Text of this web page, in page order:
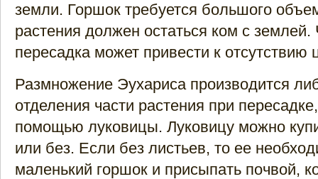
земли. Горшок требуется большого
растения должен остаться ком с землей.
пересадка может привести к отсутствию
Размножение Эухариса производится
отделения части растения при
помощью луковицы. Луковицу можно
или без. Если без листьев, то ее
маленький горшок и присыпать почвой,